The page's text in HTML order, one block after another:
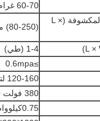
60-70 غرام/م2
نطاق الأحجام المكشوفة (L ×
(80-250) ملم × ((90-170) ملم
1-4 (طي)
≥0.6mpa
120-160 لتر/دقيقة
380 فولت 50 هرتز
0.75كيلوواط